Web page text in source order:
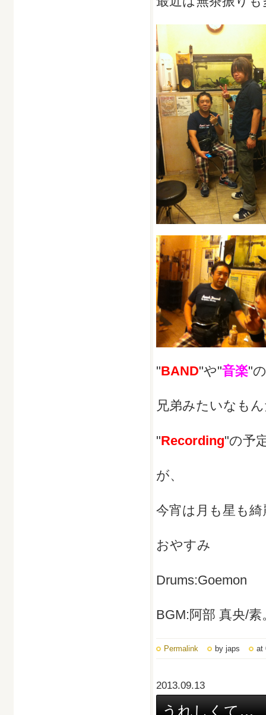
"BAND"や"音楽"
兄弟みたいなも
"Recording"の予
が、
今宵は月も星も綺
おやすみ
Drums:Goemon
BGM:阿部 真央/
Permalink by japs at
2013.09.13
うれしくて…